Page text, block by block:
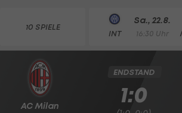
10 SPIELE
INT
Sa., 22.8.
16:30 Uhr
AC Milan
ENDSTAND
1:0